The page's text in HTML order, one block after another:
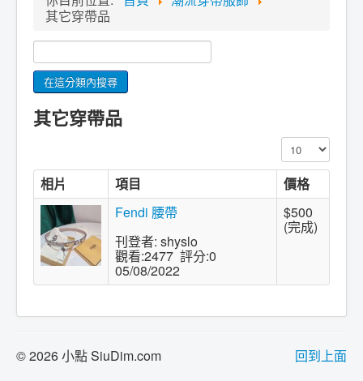
其它穿帶品
其它穿帶品
顯示數目
相片 項目
價格
Fendi 腰帶
刊登者: shyslo
觀看:2477 評分:0
05/08/2022
$500
(完成)
回到上面
© 2026 小點 SiuDim.com